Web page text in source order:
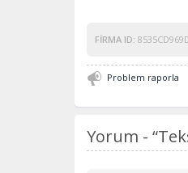
FIRMA ID:
Problem raporla
Yorum -